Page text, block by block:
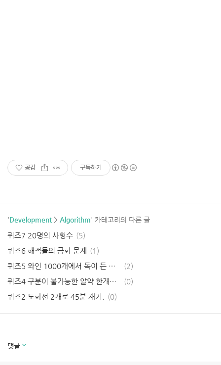
공감 구독하기
'Development > Algorithm' 카테고리의 다른 글
퀴즈7 20명의 사형수 (5)
퀴즈6 해적들의 금화 문제
(1)
퀴즈5 와인 1000개에서 독이 든 와인 찾기.
(2)
퀴즈4 구분이 불가능한 알약 한개씩 먹기.
(0)
퀴즈2 도화선 2개로 45분 재기.
(0)
퀴즈1 토너먼트 경기 수 맞추기 (0)
문자열을 사전 순으로 정렬하기!
댓글